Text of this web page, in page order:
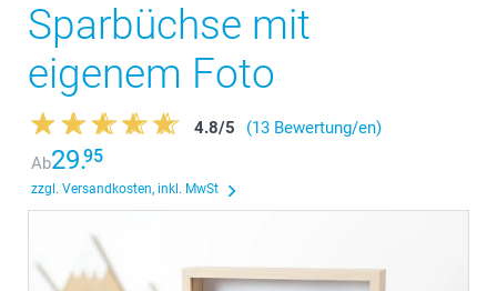
Sparbüchse mit
eigenem Foto
4.8/5
(13 Bewertung/en)
Ab29.95
zzgl. Versandkosten, inkl. MwSt